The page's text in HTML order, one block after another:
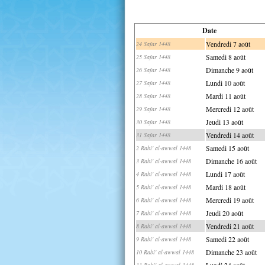
Date
24 Safar 1448 Vendredi 7 août
25 Safar 1448 Samedi 8 août
26 Safar 1448 Dimanche 9 août
27 Safar 1448 Lundi 10 août
28 Safar 1448 Mardi 11 août
29 Safar 1448 Mercredi 12 août
30 Safar 1448 Jeudi 13 août
31 Safar 1448 Vendredi 14 août
2 Rabi' al-awwal 1448 Samedi 15 août
3 Rabi' al-awwal 1448 Dimanche 16 août
4 Rabi' al-awwal 1448 Lundi 17 août
5 Rabi' al-awwal 1448 Mardi 18 août
6 Rabi' al-awwal 1448 Mercredi 19 août
7 Rabi' al-awwal 1448 Jeudi 20 août
8 Rabi' al-awwal 1448 Vendredi 21 août
9 Rabi' al-awwal 1448 Samedi 22 août
10 Rabi' al-awwal 1448 Dimanche 23 août